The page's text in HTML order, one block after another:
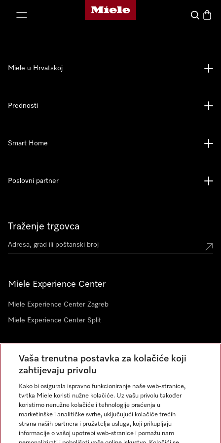
Miele početna stranica
Pretraga
Traženje trgovca
Miele Experience Center
Miele Experience Center Zagreb
Miele Experience Center Split
Newsletter
Miele u Hrvatskoj
Prednosti
Smart Home
Poslovni partner
Vaša trenutna postavka za kolačiće koji
zahtijevaju privolu
Kako bi osigurala ispravno funkcioniranje naše web-stranice,
tvrtka Miele koristi nužne kolačiće. Uz vašu privolu također
koristimo nenužne kolačiće i tehnologije praćenja u
marketinške i analitičke svrhe, uključujući kolačiće trećih
strana naših partnera i pružatelja usluga, koji prikupljaju
informacije o vašoj upotrebi web-stranice i pomažu nam